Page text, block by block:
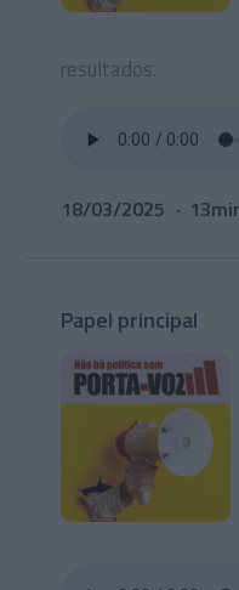
resultados.
18/03/2025
Papel principal